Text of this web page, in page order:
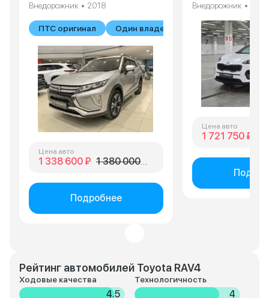
Внедорожник • 2018
ПТС оригинал Один владелец
Цена авто
1 338 600 ₽ 1 380 000 ₽
Подробнее
Внедорожник • 2018
Цена авто
1 721 750 ₽
Рейтинг автомобилей Toyota RAV4
Ходовые качества
4.5
Технологичность
4